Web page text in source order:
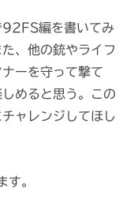
92FS編を書いてみ
、他の銃やライフ
ーを守って撃て
めると思う。この
ャレンジしてほし
。